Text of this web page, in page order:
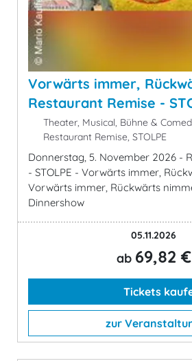
Vorwärts immer,
Restaurant Remise -
Theater, Musical, Bühne &
Restaurant Remise, STOLPE
Donnerstag, 5. November 2026 -
- STOLPE - Vorwärts immer,
Vorwärts immer, Rückwärts
Dinnershow
05.11.2026
ab 69,82 €
Tickets
zur